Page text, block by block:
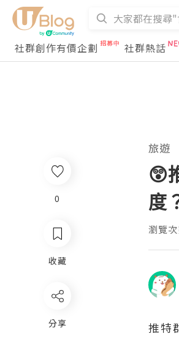
社群創作有價企劃
社群熱話
旅遊
😲
度
瀏覽
推特
0
收藏
分享